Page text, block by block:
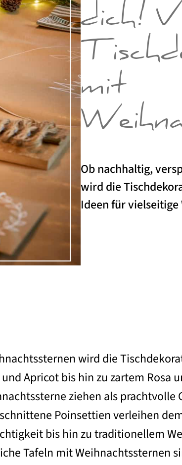
dich!
mit
Ob nachhaltig,
wird die
Ideen für
wird die
Apricot bis hin zu zartem Rosa
ziehen als
Poinsettien verleihen
bis hin zu traditionellem
Tafeln mit Weihnachtssternen